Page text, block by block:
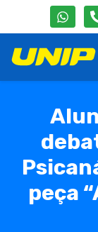
peça